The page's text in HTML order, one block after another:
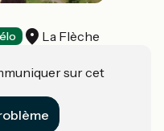
La Flèche
sur cet